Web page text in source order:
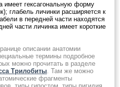
имеет гексагональную форму
глабель личинки расширяется к
в передней части находятся
части личинка имеет короткие
описании анатомии
термины подробное
можно прочитать в разделе
Трилобиты. Там же можно
фрагменты